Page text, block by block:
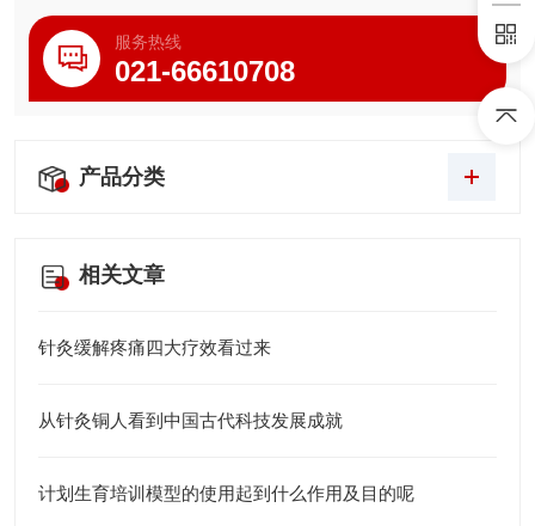
服务热线
021-66610708
产品分类
相关文章
针灸缓解疼痛四大疗效看过来
从针灸铜人看到中国古代科技发展成就
计划生育培训模型的使用起到什么作用及目的呢